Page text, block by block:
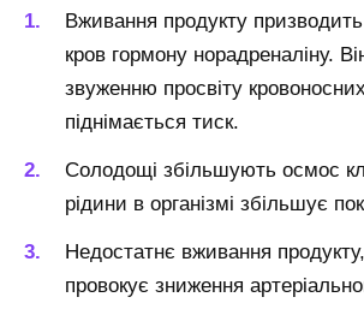
Вживання продукту
кров гормону норадреналіну.
звуженню просвіту
піднімається тиск.
Солодощі збільшують осмос
рідини в організмі збільшує
Недостатнє вживання
провокує зниження